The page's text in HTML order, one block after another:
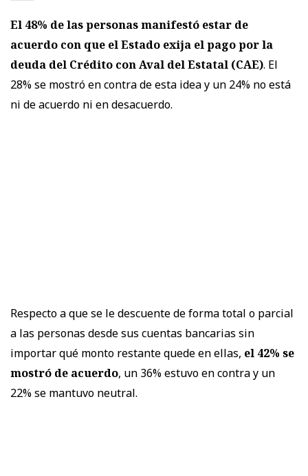
El 48% de las personas manifestó estar de
acuerdo con que el Estado exija el pago por la
deuda del Crédito con Aval del Estatal (CAE). El
28% se mostró en contra de esta idea y un 24% no está
ni de acuerdo ni en desacuerdo.
Respecto a que se le descuente de forma total o parcial
a las personas desde sus cuentas bancarias sin
importar qué monto restante quede en ellas, el 42% se
mostró de acuerdo, un 36% estuvo en contra y un
22% se mantuvo neutral.